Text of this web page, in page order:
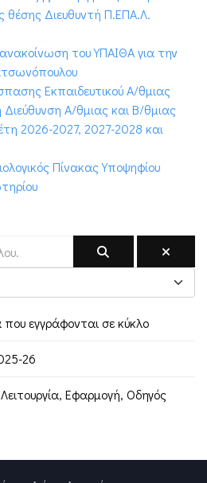
θέσης Διευθυντή Π.ΕΠΑ.Λ.
του ΥΠΑΙΘΑ για την
Εκπαιδευτικού Α/θμιας
Α/θμιας και Β/θμιας
2026-2027, 2027-2028 και
Πίνακας Υποψηφίου
εγγράφονται σε κύκλο
26
Εφαρμογή, Οδηγός